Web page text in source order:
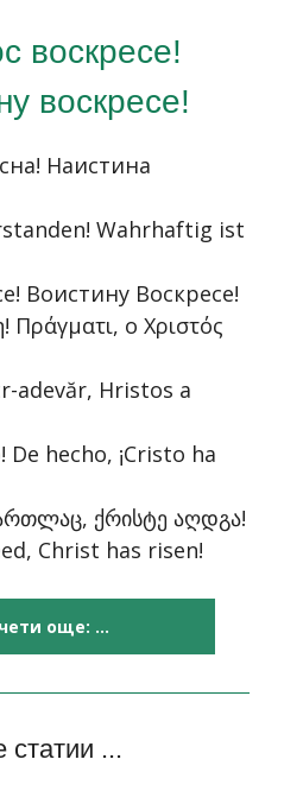
воскресе!
воскресе!
Наистина
Wahrhaftig ist
Воистину Воскресе!
Πράγματι, ο Χριστός
adevăr, Hristos a
hecho, ¡Cristo ha
ქრისტე აღდგა!
Christ has risen!
още: ...
...